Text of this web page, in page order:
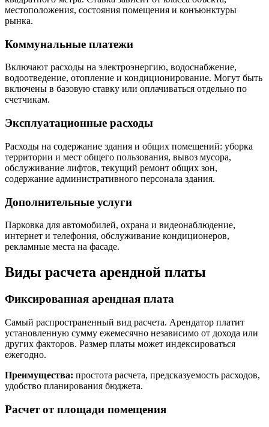
местоположения, состояния помещения и конъюнктуры
рынка.
Коммунальные платежи
Включают расходы на электроэнергию, водоснабжение,
водоотведение, отопление и кондиционирование. Могут быть
включены в базовую ставку или оплачиваться отдельно по
счетчикам.
Эксплуатационные расходы
Расходы на содержание здания и общих помещений: уборка
территории и мест общего пользования, вывоз мусора,
обслуживание лифтов, текущий ремонт общих зон,
содержание административного персонала здания.
Дополнительные услуги
Парковка для автомобилей, охрана и видеонаблюдение,
интернет и телефония, обслуживание кондиционеров,
рекламные места на фасаде.
Виды расчета арендной платы
Фиксированная арендная плата
Самый распространенный вид расчета. Арендатор платит
установленную сумму ежемесячно независимо от дохода или
других факторов. Размер платы может индексироваться
ежегодно.
Преимущества: простота расчета, предсказуемость расходов,
удобство планирования бюджета.
Расчет от площади помещения